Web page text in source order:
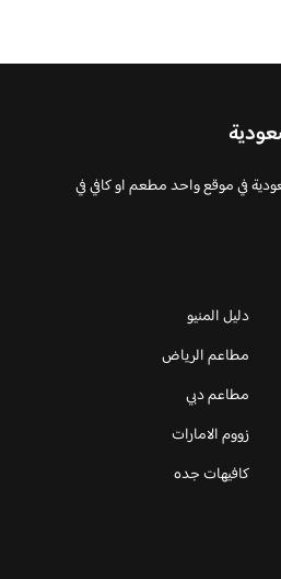
في موقع واحد مطعم او كافي في
دليل المنيو
مطاعم الرياض
مطاعم دبي
زووم الامارات
كافيهات جده